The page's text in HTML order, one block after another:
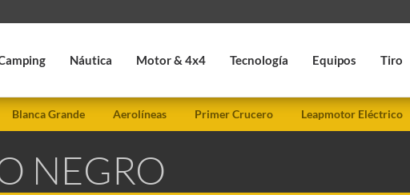
Náutica Motor & 4x4 Tecnología Equipos Tiro
Blanca Grande Aerolíneas Primer Crucero Leapmotor Eléctrico
NEGRO